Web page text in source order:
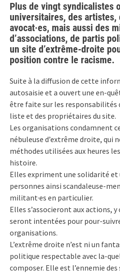
Plus de vingt syndicalistes
universitaires, des
avocat·es, mais aussi des
d’associations, de partis
un site d’extrême-droite
position contre le racisme.
Suite à la diffusion de cette
autosaisie et a ouvert une en-
être faite sur les responsabilités
liste et des propriétaires du site.
Les organisations condamnent
nébuleuse d’extrême droite, qui
méthodes utilisées aux heures
histoire.
Elles expriment une solidarité
personnes ainsi scandaleuse-
militant·es en particulier.
Elles s’associeront aux actions,
seront intentées pour pour-
organisations.
L’extrême droite n’est ni un
politique respectable avec la-
composer. Elle est l’ennemie